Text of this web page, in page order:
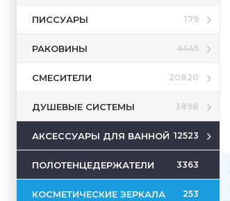
ПИССУАРЫ 179
РАКОВИНЫ 4445
СМЕСИТЕЛИ 20820
ДУШЕВЫЕ СИСТЕМЫ 3898
АКСЕССУАРЫ ДЛЯ ВАННОЙ 12523
ПОЛОТЕНЦЕДЕРЖАТЕЛИ 3363
КОСМЕТИЧЕСКИЕ ЗЕРКАЛА 253